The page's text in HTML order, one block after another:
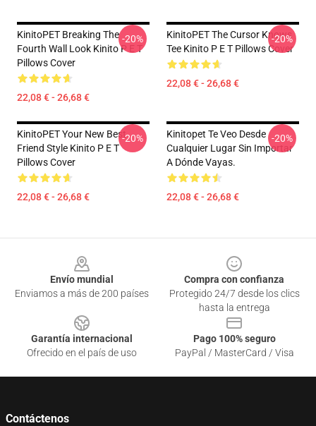
KinitoPET Breaking The
Fourth Wall Look Kinito P E T
Pillows Cover
22,08 € - 26,68 €
-20%
KinitoPET The Cursor Knows
Tee Kinito P E T Pillows Cover
22,08 € - 26,68 €
-20%
KinitoPET Your New Best
Friend Style Kinito P E T
Pillows Cover
22,08 € - 26,68 €
-20%
Kinitopet Te Veo Desde
Cualquier Lugar Sin Importar
A Dónde Vayas.
22,08 € - 26,68 €
-20%
Envío mundial
Enviamos a más de 200 países
Compra con confianza
Protegido 24/7 desde los clics
hasta la entrega
Garantía internacional
Ofrecido en el país de uso
Pago 100% seguro
PayPal / MasterCard / Visa
Contáctenos